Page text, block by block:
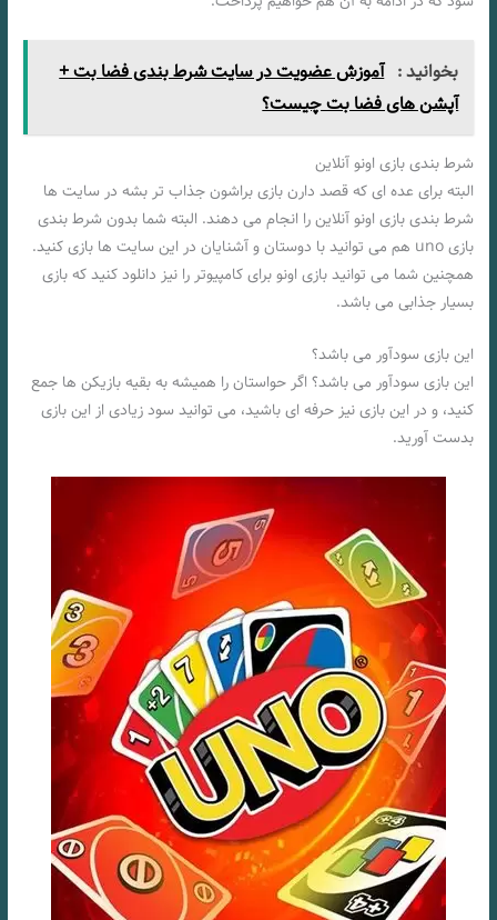
بخوانید : آموزش عضویت در سایت شرط بندی فضا بت +
آپشن های فضا بت چیست؟
شرط بندی بازی اونو آنلاین
البته برای عده ای که قصد دارن بازی براشون جذاب تر بشه در سایت ها
شرط بندی بازی اونو آنلاین را انجام می دهند. البته شما بدون شرط بندی
بازی uno هم می توانید با دوستان و آشنایان در این سایت ها بازی کنید.
همچنین شما می توانید بازی اونو برای کامپیوتر را نیز دانلود کنید که بازی
بسیار جذابی می باشد.
این بازی سودآور می باشد؟
این بازی سودآور می باشد؟ اگر حواستان را همیشه به بقیه بازیکن ها جمع
کنید، و در این بازی نیز حرفه ای باشید، می توانید سود زیادی از این بازی
بدست آورید.